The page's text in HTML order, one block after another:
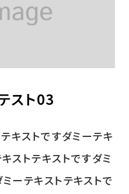
スト03
キストですダミーテキ
ストテキストですダミ
ーテキストテキストで